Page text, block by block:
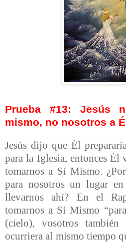
Prueba #13: Jesús
mismo, no nosotros a
Jesús dijo que Él
para la Iglesia, entonces Él
tomarnos a Sí Mismo.
para nosotros un lugar
llevarnos ahí? En el
tomarnos a Sí Mismo
(cielo), vosotros
ocurriera al mismo tiempo